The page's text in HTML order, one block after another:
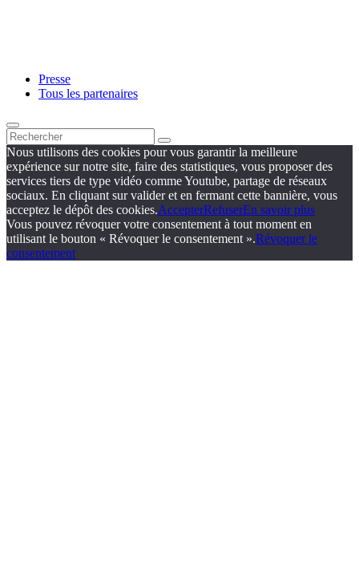
Presse
Tous les partenaires
Nous utilisons des cookies pour vous garantir la meilleure
expérience sur notre site, faire des statistiques, vous proposer des
services tiers de type vidéo comme Youtube, partage de réseaux
sociaux. En cliquant sur valider et en fermant cette bannière, vous
acceptez le dépôt des cookies.AccepterRefuserEn savoir plus
Vous pouvez révoquer votre consentement à tout moment en
utilisant le bouton « Révoquer le consentement ».Révoquer le
consentement